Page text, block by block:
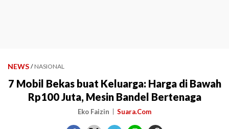
NEWS / NASIONAL
7 Mobil Bekas buat Keluarga: Harga di Bawah
Rp100 Juta, Mesin Bandel Bertenaga
Eko Faizin Suara.Com